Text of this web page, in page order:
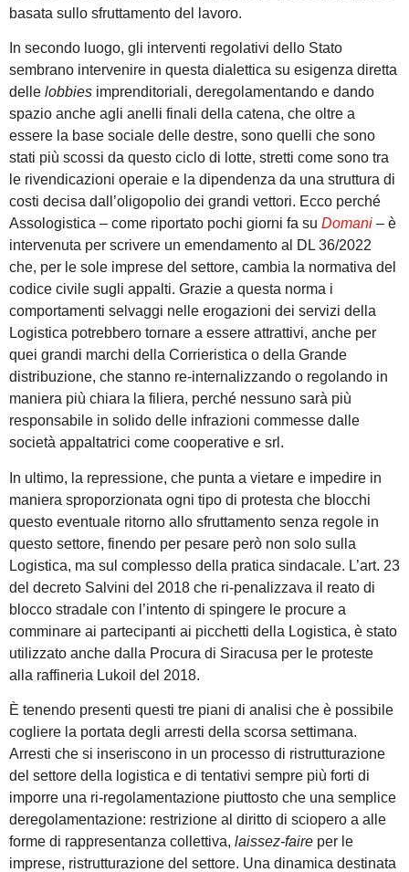
basata sullo sfruttamento del lavoro.
In secondo luogo, gli interventi regolativi dello Stato
sembrano intervenire in questa dialettica su esigenza diretta
delle lobbies imprenditoriali, deregolamentando e dando
spazio anche agli anelli finali della catena, che oltre a
essere la base sociale delle destre, sono quelli che sono
stati più scossi da questo ciclo di lotte, stretti come sono tra
le rivendicazioni operaie e la dipendenza da una struttura di
costi decisa dall’oligopolio dei grandi vettori. Ecco perché
Assologistica – come riportato pochi giorni fa su Domani – è
intervenuta per scrivere un emendamento al DL 36/2022
che, per le sole imprese del settore, cambia la normativa del
codice civile sugli appalti. Grazie a questa norma i
comportamenti selvaggi nelle erogazioni dei servizi della
Logistica potrebbero tornare a essere attrattivi, anche per
quei grandi marchi della Corrieristica o della Grande
distribuzione, che stanno re-internalizzando o regolando in
maniera più chiara la filiera, perché nessuno sarà più
responsabile in solido delle infrazioni commesse dalle
società appaltatrici come cooperative e srl.
In ultimo, la repressione, che punta a vietare e impedire in
maniera sproporzionata ogni tipo di protesta che blocchi
questo eventuale ritorno allo sfruttamento senza regole in
questo settore, finendo per pesare però non solo sulla
Logistica, ma sul complesso della pratica sindacale. L’art. 23
del decreto Salvini del 2018 che ri-penalizzava il reato di
blocco stradale con l’intento di spingere le procure a
comminare ai partecipanti ai picchetti della Logistica, è stato
utilizzato anche dalla Procura di Siracusa per le proteste
alla raffineria Lukoil del 2018.
È tenendo presenti questi tre piani di analisi che è possibile
cogliere la portata degli arresti della scorsa settimana.
Arresti che si inseriscono in un processo di ristrutturazione
del settore della logistica e di tentativi sempre più forti di
imporre una ri-regolamentazione piuttosto che una semplice
deregolamentazione: restrizione al diritto di sciopero a alle
forme di rappresentanza collettiva, laissez-faire per le
imprese, ristrutturazione del settore. Una dinamica destinata